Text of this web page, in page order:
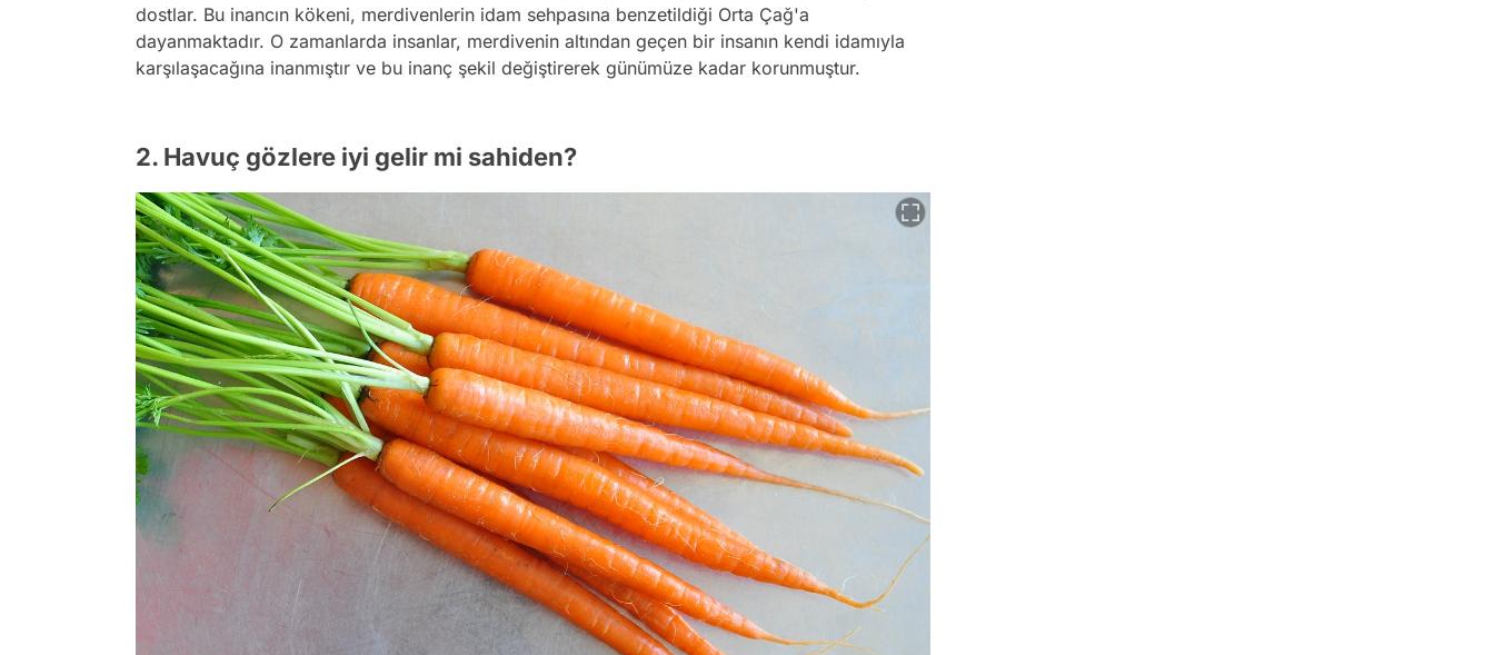
dostlar. Bu inancın kökeni, merdivenlerin idam sehpasına benzetildiği Orta Çağ'a
dayanmaktadır. O zamanlarda insanlar, merdivenin altından geçen bir insanın kendi idamıyla
karşılaşacağına inanmıştır ve bu inanç şekil değiştirerek günümüze kadar korunmuştur.
2. Havuç gözlere iyi gelir mi sahiden?